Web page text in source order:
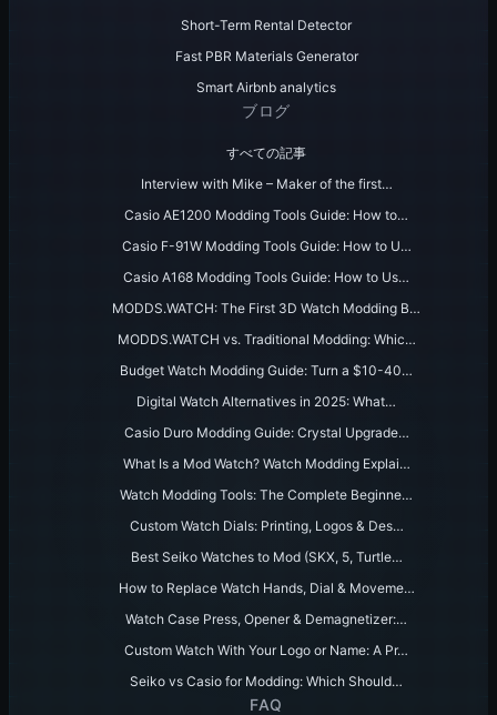
Short-Term Rental Detector
Fast PBR Materials Generator
Smart Airbnb analytics
ブログ
すべての記事
Interview with Mike – Maker of the first…
Casio AE1200 Modding Tools Guide: How to…
Casio F-91W Modding Tools Guide: How to U…
Casio A168 Modding Tools Guide: How to Us…
MODDS.WATCH: The First 3D Watch Modding B…
MODDS.WATCH vs. Traditional Modding: Whic…
Budget Watch Modding Guide: Turn a $10-40…
Digital Watch Alternatives in 2025: What…
Casio Duro Modding Guide: Crystal Upgrade…
What Is a Mod Watch? Watch Modding Explai…
Watch Modding Tools: The Complete Beginne…
Custom Watch Dials: Printing, Logos & Des…
Best Seiko Watches to Mod (SKX, 5, Turtle…
How to Replace Watch Hands, Dial & Moveme…
Watch Case Press, Opener & Demagnetizer:…
Custom Watch With Your Logo or Name: A Pr…
Seiko vs Casio for Modding: Which Should…
FAQ